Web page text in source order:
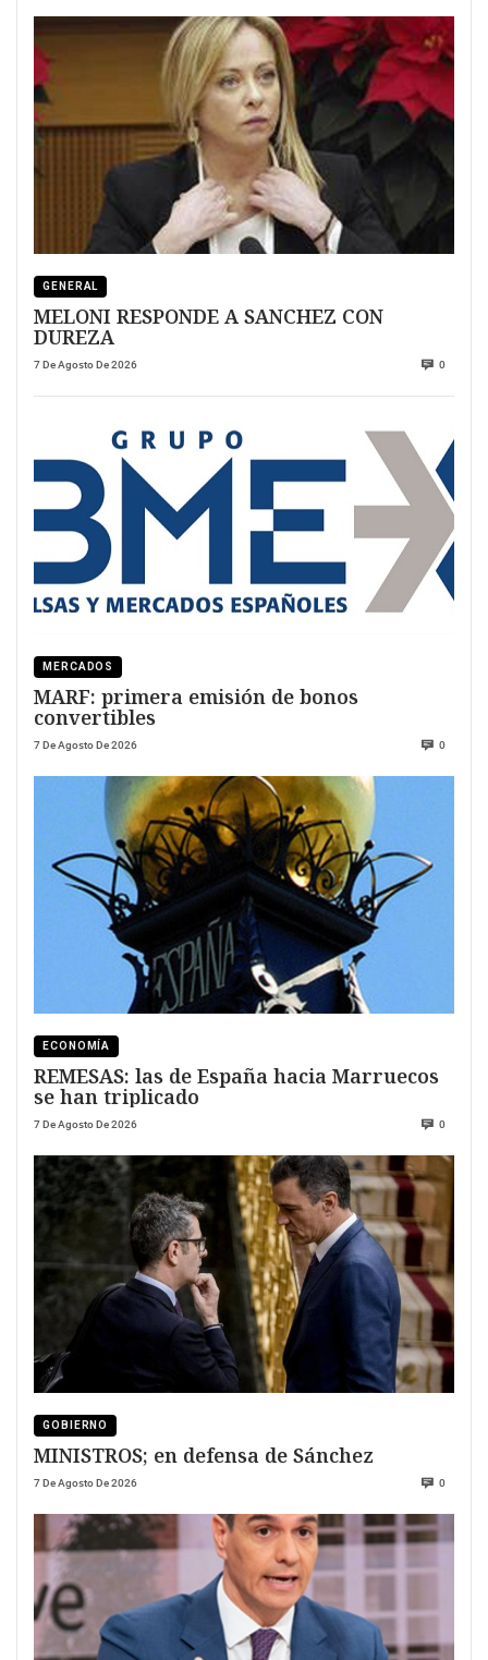
GENERAL
MELONI RESPONDE A SANCHEZ CON
DUREZA
7 De Agosto De 2026 0
MERCADOS
MARF: primera emisión de bonos
convertibles
7 De Agosto De 2026 0
ECONOMÍA
REMESAS: las de España hacia Marruecos
se han triplicado
7 De Agosto De 2026 0
GOBIERNO
MINISTROS; en defensa de Sánchez
7 De Agosto De 2026 0